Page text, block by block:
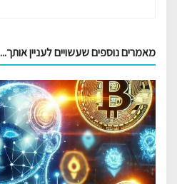
מאמרים נוספים שעשויים לעניין אותך...‎